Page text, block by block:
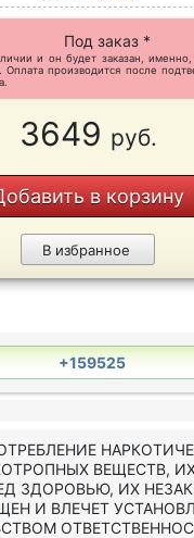
Под заказ *
и он будет заказан,
Оплата производится после
3649 руб.
в корзину
В избранное
+159525
ВЕЩЕСТВ,
ЗДОРОВЬЮ, ИХ
И ВЛЕЧЕТ